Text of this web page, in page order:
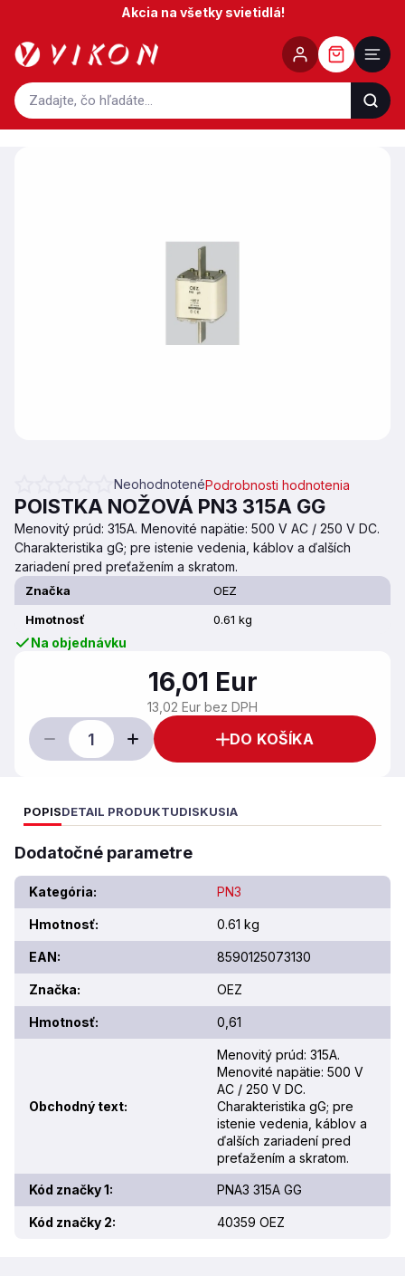
obsah
Akcia na všetky svietidlá!
Priemerné hodnotenie produktu je 0,0 z 5 hviezdičiek.
NeohodnotenéPodrobnosti hodnotenia
POISTKA NOŽOVÁ PN3 315A GG
Menovitý prúd: 315A. Menovité napätie: 500 V AC / 250 V DC.
Charakteristika gG; pre istenie vedenia, káblov a ďalších
zariadení pred preťažením a skratom.
Značka
OEZ
Hmotnosť
0.61 kg
Na objednávku
16,01 Eur
13,02 Eur bez DPH
DO KOŠÍKA
POPISDETAIL PRODUKTUDISKUSIA
Dodatočné parametre
Kategória: PN3
Hmotnosť: 0.61 kg
EAN: 8590125073130
Značka: OEZ
Hmotnosť: 0,61
Obchodný text:
Menovitý prúd: 315A.
Menovité napätie: 500 V
AC / 250 V DC.
Charakteristika gG; pre
istenie vedenia, káblov a
ďalších zariadení pred
preťažením a skratom.
Kód značky 1: PNA3 315A GG
Kód značky 2: 40359 OEZ